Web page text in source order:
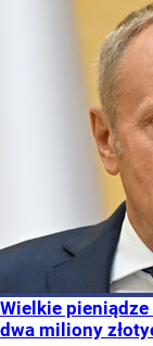
Wielkie pieniądze
dwa miliony